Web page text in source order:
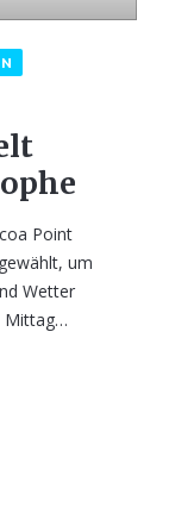
Point
um
Wetter
Mittag…